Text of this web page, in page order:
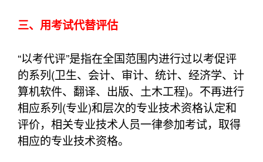
三、用考试代替评估
“以考代评”是指在全国范围内进行过以考促评
的系列(卫生、会计、审计、统计、经济学、计
算机软件、翻译、出版、土木工程)。不再进行
相应系列(专业)和层次的专业技术资格认定和
评价，相关专业技术人员一律参加考试，取得
相应的专业技术资格。